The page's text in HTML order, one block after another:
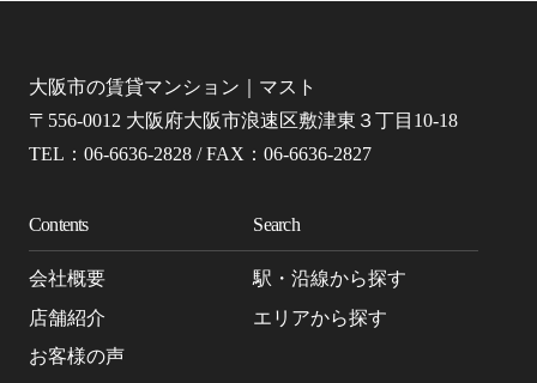
大阪市の賃貸マンション｜マスト
〒556-0012 大阪府大阪市浪速区敷津東３丁目10-18
TEL：06-6636-2828 / FAX：06-6636-2827
Contents
会社概要
店舗紹介
お客様の声
Search
駅・沿線から探す
エリアから探す